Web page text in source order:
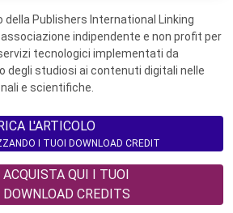
della Publishers International Linking
indipendente e non profit per
tecnologici implementati da
degli studiosi ai contenuti digitali nelle
e scientifiche.
L'ARTICOLO
I TUOI DOWNLOAD CREDIT
ACQUISTA QUI I TUOI
DOWNLOAD CREDITS